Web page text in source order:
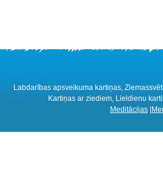
Labdarības apsveikuma kartiņas,
Kartiņas ar ziediem, Lieldienu
Meditācijas